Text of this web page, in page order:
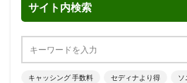
サイト内検索
キャッシング 手数料 セディナより得 ソ